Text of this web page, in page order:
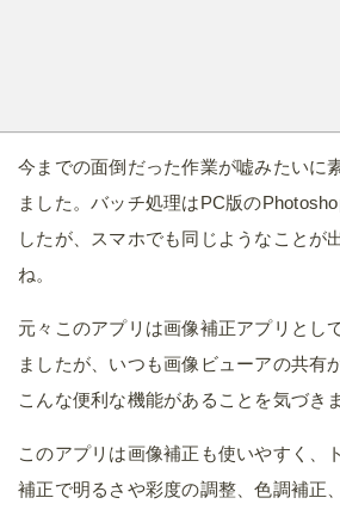
今までの面倒だった作業が嘘みたいに
ました。バッチ処理はPC版の
したが、スマホでも同じようなことが
ね。
元々このアプリは画像補正アプリとし
ましたが、いつも画像ビューアの共有
こんな便利な機能があることを気づき
このアプリは画像補正も使いやすく、
補正で明るさや彩度の調整、色調補正